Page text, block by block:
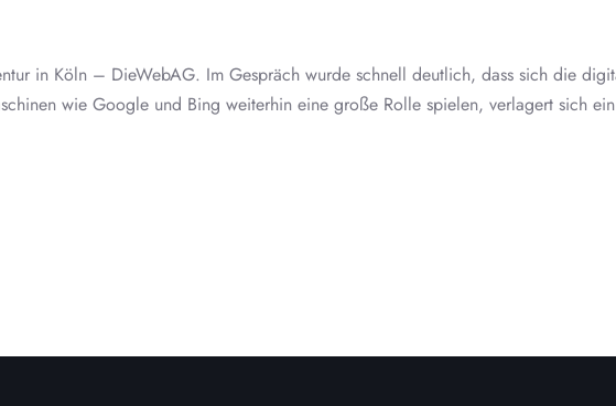
in Köln – DieWebAG. Im Gespräch wurde schnell deutlich, dass sich die
wie Google und Bing weiterhin eine große Rolle spielen, verlagert sich